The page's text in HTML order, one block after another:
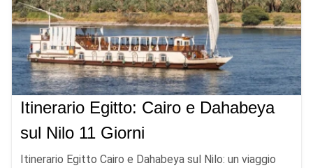
Itinerario Egitto: Cairo e Dahabeya
sul Nilo 11 Giorni
Itinerario Egitto Cairo e Dahabeya sul Nilo: un viaggio